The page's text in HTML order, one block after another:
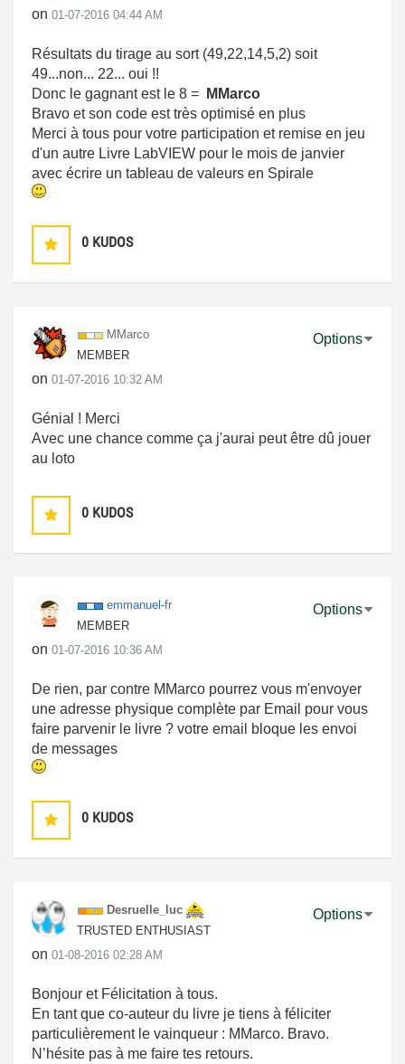
on ‎01-07-2016 04:44 AM
Résultats du tirage au sort (49,22,14,5,2) soit
49...non... 22... oui !!
Donc le gagnant est le 8 =
MMarco
Bravo et son code est très optimisé en plus
Merci à tous pour votre participation et remise en jeu
d'un autre Livre LabVIEW pour le mois de janvier
avec écrire un tableau de valeurs en Spirale
0 KUDOS
MMarco
MEMBER
on ‎01-07-2016 10:32 AM
Options
Génial ! Merci
Avec une chance comme ça j'aurai peut être dû jouer
au loto
0 KUDOS
emmanuel-fr
MEMBER
on ‎01-07-2016 10:36 AM
Options
De rien, par contre MMarco pourrez vous m'envoyer
une adresse physique complète par Email pour vous
faire parvenir le livre ? votre email bloque les envoi
de messages
0 KUDOS
Desruelle_luc
TRUSTED ENTHUSIAST
on ‎01-08-2016 02:28 AM
Options
Bonjour et Félicitation à tous.
En tant que co-auteur du livre je tiens à féliciter
particulièrement le vainqueur : MMarco. Bravo.
N’hésite pas à me faire tes retours.